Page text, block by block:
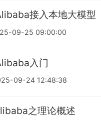
接入本地大模型
09-25 09:00:00
入门
09-24 12:48:38
之理论概述